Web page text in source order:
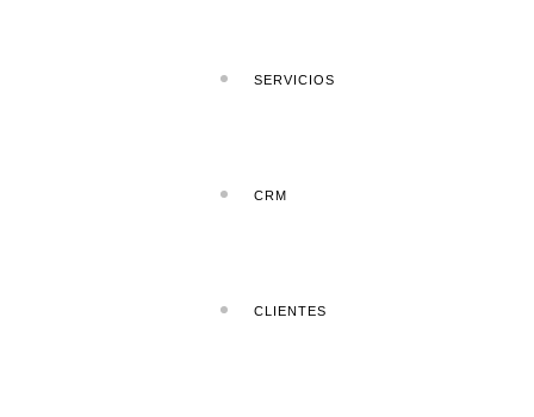
SERVICIOS
CRM
CLIENTES